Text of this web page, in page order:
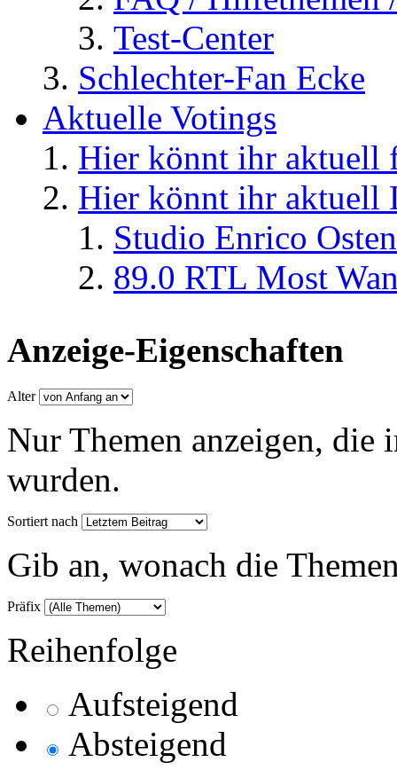
Test-Center
Schlechter-Fan Ecke
Aktuelle Votings
Hier könnt ihr aktuell
Hier könnt ihr aktuell
Studio Enrico
89.0 RTL Most
Anzeige-Eigenschaften
Alter
Nur Themen anzeigen, die
wurden.
Sortiert nach
Gib an, wonach die
Präfix
Reihenfolge
Aufsteigend
Absteigend